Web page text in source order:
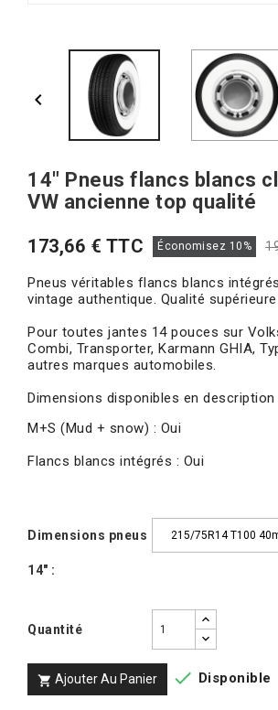

14" Pneus flancs blancs
VW ancienne top qualité
173,66 € TTC Économisez 10%
Pneus véritables flancs blancs
vintage authentique. Qualité supérieure
Pour toutes jantes 14 pouces sur
Combi, Transporter, Karmann GHIA,
autres marques automobiles.
Dimensions disponibles en
M+S (Mud + snow) : Oui
Flancs blancs intégrés : Oui
Dimensions pneus
14" :
Quantité
 Ajouter Au Panier  Disponible